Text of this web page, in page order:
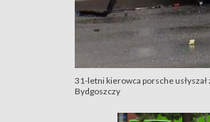
31-letni kierowca porsche
Bydgoszczy